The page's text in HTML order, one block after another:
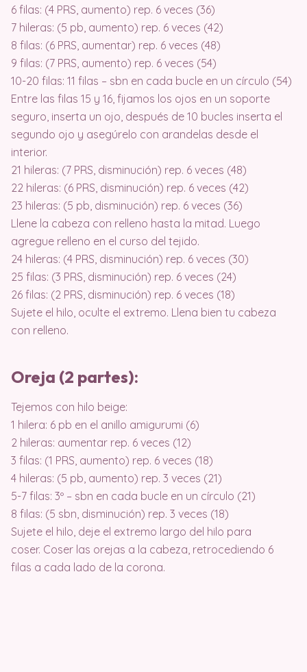
6 filas: (4 PRS, aumento) rep. 6 veces (36)
7 hileras: (5 pb, aumento) rep. 6 veces (42)
8 filas: (6 PRS, aumentar) rep. 6 veces (48)
9 filas: (7 PRS, aumento) rep. 6 veces (54)
10-20 filas: 11 filas – sbn en cada bucle en un círculo (54)
Entre las filas 15 y 16, fijamos los ojos en un soporte
seguro, inserta un ojo, después de 10 bucles inserta el
segundo ojo y asegúrelo con arandelas desde el
interior.
21 hileras: (7 PRS, disminución) rep. 6 veces (48)
22 hileras: (6 PRS, disminución) rep. 6 veces (42)
23 hileras: (5 pb, disminución) rep. 6 veces (36)
Llene la cabeza con relleno hasta la mitad. Luego
agregue relleno en el curso del tejido.
24 hileras: (4 PRS, disminución) rep. 6 veces (30)
25 filas: (3 PRS, disminución) rep. 6 veces (24)
26 filas: (2 PRS, disminución) rep. 6 veces (18)
Sujete el hilo, oculte el extremo. Llena bien tu cabeza
con relleno.
Oreja (2 partes):
Tejemos con hilo beige:
1 hilera: 6 pb en el anillo amigurumi (6)
2 hileras: aumentar rep. 6 veces (12)
3 filas: (1 PRS, aumento) rep. 6 veces (18)
4 hileras: (5 pb, aumento) rep. 3 veces (21)
5-7 filas: 3º – sbn en cada bucle en un círculo (21)
8 filas: (5 sbn, disminución) rep. 3 veces (18)
Sujete el hilo, deje el extremo largo del hilo para
coser. Coser las orejas a la cabeza, retrocediendo 6
filas a cada lado de la corona.